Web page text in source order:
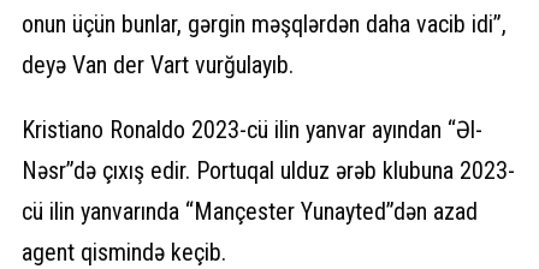
onun üçün bunlar, gərgin məşqlərdən daha vacib idi”,
deyə Van der Vart vurğulayıb.
Kristiano Ronaldo 2023-cü ilin yanvar ayından “Əl-
Nəsr”də çıxış edir. Portuqal ulduz ərəb klubuna 2023-
cü ilin yanvarında “Mançester Yunayted”dən azad
agent qismində keçib.